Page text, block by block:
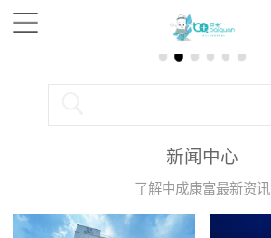
新闻中心
了解中成康富最新资讯